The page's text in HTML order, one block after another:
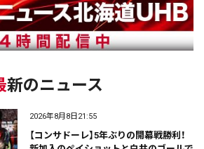
最新のニュース
2026年8月8日21:55
【コンサドーレ】5年ぶりの開幕戦勝利！